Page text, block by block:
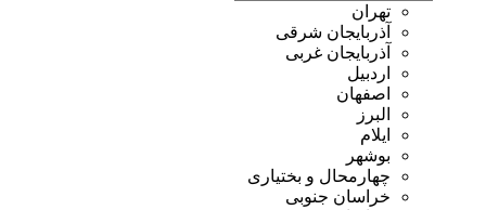
تهران
آذربایجان شرقی
آذربایجان غربی
اردبیل
اصفهان
البرز
ایلام
بوشهر
چهارمحال و بختیاری
خراسان جنوبی